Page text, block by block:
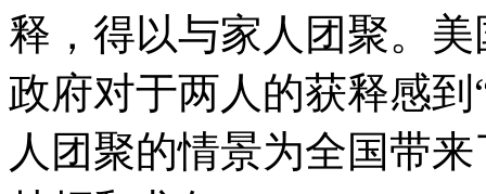
释，得以与家人团聚。
政府对于两人的获释感
人团聚的情景为全国带